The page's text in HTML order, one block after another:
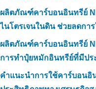
ผลิตภัณฑ์คาร์บอนอินทรีย์
ไนโตรเจนในดิน ช่วยลดกา
ผลิตภัณฑ์คาร์บอนอินทรีย์
การทำปุ๋ยหมักอินทรีย์ที่มีปร
คำแนะนำการใช้คาร์บอน